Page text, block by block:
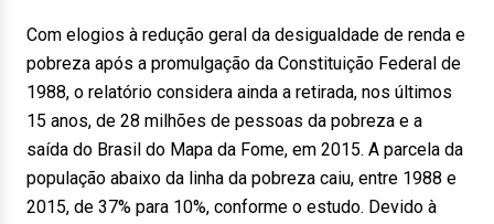
Com elogios à redução geral da desigualdade de renda e
pobreza após a promulgação da Constituição Federal de
1988, o relatório considera ainda a retirada, nos últimos
15 anos, de 28 milhões de pessoas da pobreza e a
saída do Brasil do Mapa da Fome, em 2015. A parcela da
população abaixo da linha da pobreza caiu, entre 1988 e
2015, de 37% para 10%, conforme o estudo. Devido à